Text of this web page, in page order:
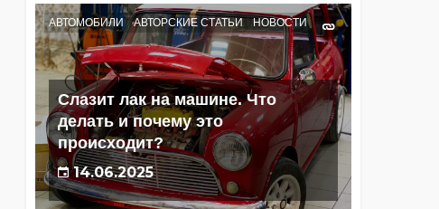
АВТОМОБИЛИ АВТОРСКИЕ СТАТЬИ НОВОСТИ
Слазит лак на машине. Что
делать и почему это
происходит?
14.06.2025